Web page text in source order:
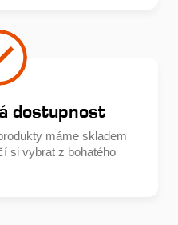
dostupnost
máme skladem
si vybrat z bohatého